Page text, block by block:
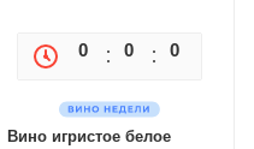
0 0 0
Вино игристое белое